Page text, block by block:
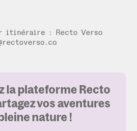
itinéraire : Recto Verso
la plateforme Recto
vos aventures
nature !